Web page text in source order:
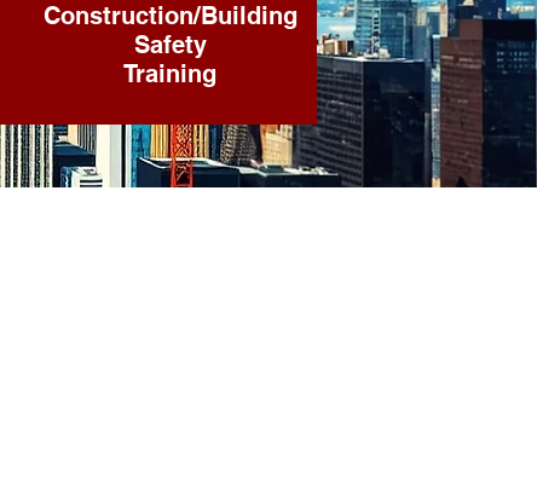
Construction/Building
Safety
Training